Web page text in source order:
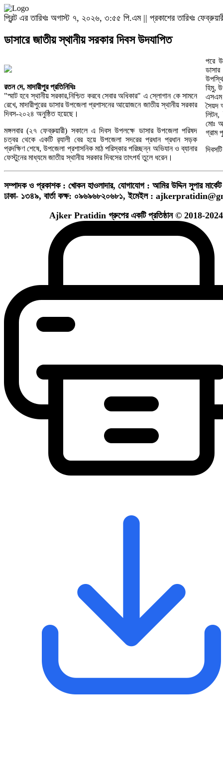
প্রিন্ট এর তারিখঃ অগাস্ট ৭, ২০২৬, ৩:৫৫ পি.এম || প্রকাশের তারিখঃ
ডাসারে জাতীয় স্থানীয় সরকার দিবস উদযাপিত
রতন দে, মাদারীপুর প্রতিনিধিঃ
"স্মাট হবে স্থানীয় সরকার,নিশ্চিত করবে সেবার অধিকার" এ স্লোগান কে সামনে
রেখে, মাদারীপুরের ডাসার উপজেলা প্রশাসনের আয়োজনে জাতীয় স্থানীয় সরকার
দিবস-২০২৪ অনুষ্ঠিত হয়েছে।
মঙ্গলবার (২৭ ফেব্রুয়ারী) সকালে এ দিবস উপলক্ষে ডাসার উপজেলা পরিষদ
চত্বর থেকে একটি র‍্যালী বের হয়ে উপজেলা সদরের প্রধান প্রধান সড়ক
প্রদক্ষিণ শেষে, উপজেলা প্রশাসনিক মাঠ পরিস্কার পরিচ্ছন্ন অভিযান ও ব্যানার
ফেস্টুনের মাধ্যমে জাতীয় স্থানীয় সরকার দিবসের তাৎপর্য তুলে ধরেন।
পরে
হিমু,
এসএম
সৈয়দ
লিটন,
মোঃ
গ্রাম
সম্পাদক ও প্রকাশক : খোকন হাওলাদার, যোগাযোগ : আমির উদ্দিন সুপার
ঢাকা- ১৩৪৯, বার্তা কক্ষ: ০৯৬৯৬৮২০৬৮১, ইমেইল :
Ajker Pratidin গ্রুপের একটি প্রতিষ্ঠান © 2018-